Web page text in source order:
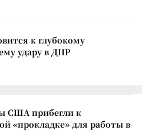
к глубокому
удару в ДНР
США прибегли к
«прокладке» для работы в